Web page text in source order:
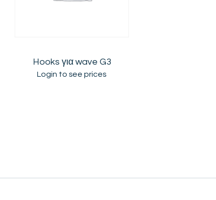
Hooks για wave G3
Login to see prices